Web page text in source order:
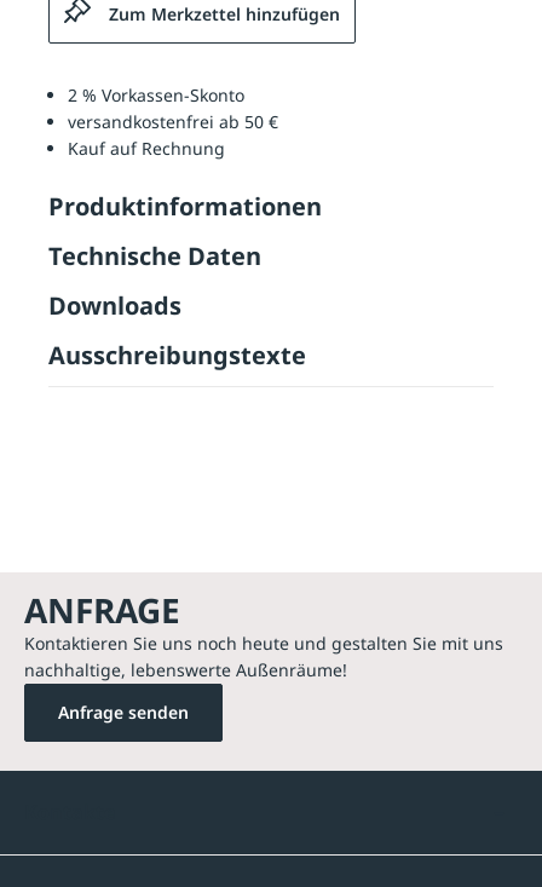
Zum Merkzettel hinzufügen
2 % Vorkassen-Skonto
versandkostenfrei ab 50 €
Kauf auf Rechnung
Produktinformationen
Technische Daten
Downloads
Ausschreibungstexte
ANFRAGE
Kontaktieren Sie uns noch heute und gestalten Sie mit uns
nachhaltige, lebenswerte Außenräume!
Anfrage senden